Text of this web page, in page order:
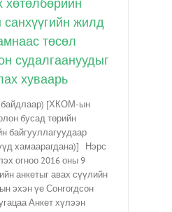
жилд
төсөл
судалгаануудыг
хуваарь
байдлаар) [ХКОМ-ын
бусад төрийн
байгууллагуудаар
хамаарагдана)] Нэрс
огноо 2016 оны 9
анкетыг авах сүүлийн
эхэн үе Сонгогдсон
Анкет хүлээн